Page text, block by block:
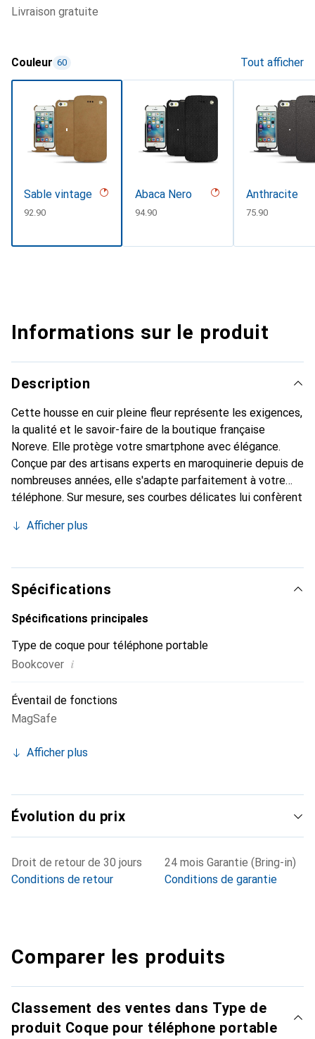
livraison gratuite
Couleur 60 Tout afficher
Sable vintage
CHF
92.90
Abaca Nero
CHF
94.90
Anthracite
CHF
75.90
Informations sur le produit
Description
Cette housse en cuir pleine fleur représente les exigences,
la qualité et le savoir-faire de la boutique française
Noreve. Elle protège votre smartphone avec élégance.
Conçue par des artisans experts en maroquinerie depuis de
nombreuses années, elle s'adapte parfaitement à votre
téléphone. Sur mesure, ses courbes délicates lui confèrent
chic et essentiel de votre smartphone. Reconnaître
marque Noreve est un choix sûr pour une clientèle
exigeante.
Afficher plus
Spécifications
Spécifications principales
Type de coque pour téléphone portable
Bookcover i
Éventail de fonctions
MagSafe
Afficher plus
Évolution du prix
Droit de retour de 30 jours
Conditions de retour
24 mois Garantie (Bring-in)
Conditions de garantie
Comparer les produits
Classement des ventes dans Type de
produit Coque pour téléphone portable